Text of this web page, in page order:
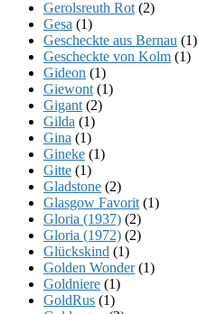
Gerolsreuth Rot (2)
Gesa (1)
Gescheckte aus Bernau (1)
Gescheckte von Kolm (1)
Gideon (1)
Giewont (1)
Gigant (2)
Gilda (1)
Gina (1)
Gineke (1)
Gitte (1)
Gladstone (2)
Glasgow Favorit (1)
Gloria (1937) (2)
Gloria (1972) (2)
Glückskind (1)
Golden Wonder(1)
Goldniere (1)
GoldRus (1)